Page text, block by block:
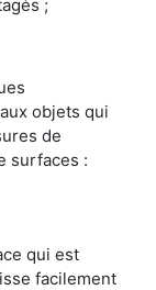
;
objets qui
de
surfaces :
qui est
facilement